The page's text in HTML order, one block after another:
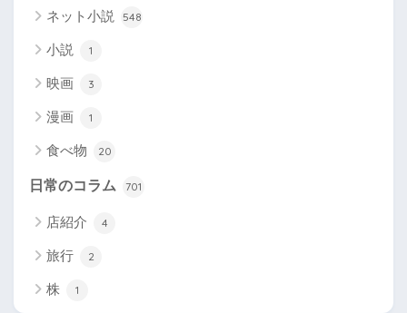
ネット小説 548
小説 1
映画 3
漫画 1
食べ物 20
日常のコラム 701
店紹介 4
旅行 2
株 1